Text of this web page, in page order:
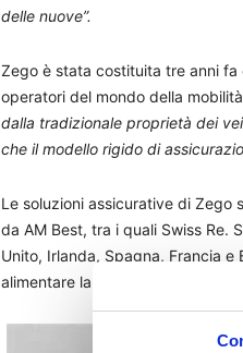
delle nuove”.
Zego è stata costituita tre anni fa
operatori del mondo della
dalla tradizionale proprietà dei
che il modello rigido di
Le soluzioni assicurative di Zego
da AM Best, tra i quali Swiss Re.
Unito, Irlanda, Spagna, Francia
alimentare la sua espansione in